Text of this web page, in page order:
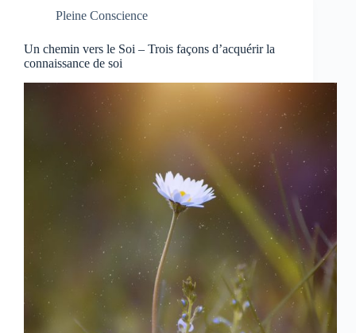
Pleine Conscience
Un chemin vers le Soi – Trois façons d’acquérir la
connaissance de soi